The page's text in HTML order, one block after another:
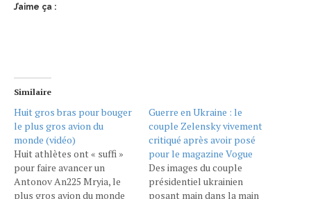
J’aime ça :
Similaire
Huit gros bras pour bouger
le plus gros avion du
monde (vidéo)
Huit athlètes ont « suffi »
pour faire avancer un
Antonov An225 Mryia, le
plus gros avion du monde
Guerre en Ukraine : le
couple Zelensky vivement
critiqué après avoir posé
pour le magazine Vogue
Des images du couple
présidentiel ukrainien
posant main dans la main